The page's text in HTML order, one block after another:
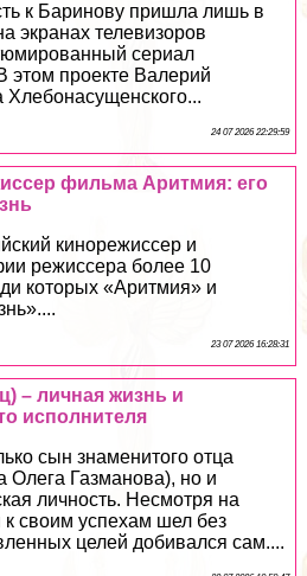
к Баринову пришла лишь в
экранах телевизоров
сериал
этом проекте Валерий
Хлебонасущенского...
24 07 2026 22:29:59
фильма Аритмия: его
кинорежиссер и
режиссера более 10
которых «Аритмия» и
23 07 2026 16:28:31
– личная жизнь и
исполнителя
сын знаменитого отца
Олега Газманова), но и
личность. Несмотря на
к своим успехам шел без
целей добивался сам....